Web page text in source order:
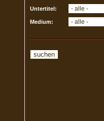
Untertitel:
Medium: